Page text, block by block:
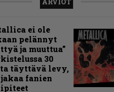
ei ole
pelännyt
ja muuttua”
30
täyttävä levy,
fanien